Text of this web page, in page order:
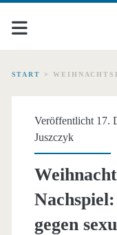
START >
Veröffentlicht 17.
Juszczyk
gegen